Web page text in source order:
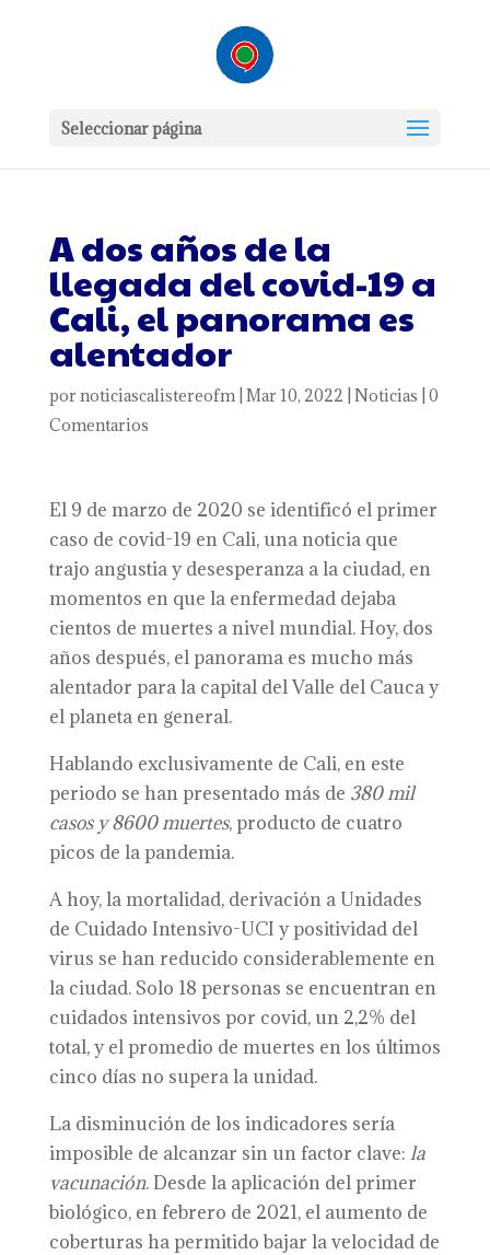
Seleccionar página
A dos años de la
llegada del covid-19 a
Cali, el panorama es
alentador
por noticiascalistereofm| Mar 10, 2022 Noticias 0
Comentarios
El 9 de marzo de 2020 se identificó el primer
caso de covid-19 en Cali, una noticia que
trajo angustia y desesperanza a la ciudad, en
momentos en que la enfermedad dejaba
cientos de muertes a nivel mundial. Hoy, dos
años después, el panorama es mucho más
alentador para la capital del Valle del Cauca y
el planeta en general.
Hablando exclusivamente de Cali, en este
periodo se han presentado más de 380 mil
casos y 8600 muertes, producto de cuatro
picos de la pandemia.
A hoy, la mortalidad, derivación a Unidades
de Cuidado Intensivo-UCI y positividad del
virus se han reducido considerablemente en
la ciudad. Solo 18 personas se encuentran en
cuidados intensivos por covid, un 2,2% del
total, y el promedio de muertes en los últimos
cinco días no supera la unidad.
La disminución de los indicadores sería
imposible de alcanzar sin un factor clave: la
vacunación. Desde la aplicación del primer
biológico, en febrero de 2021, el aumento de
coberturas ha permitido bajar la velocidad de